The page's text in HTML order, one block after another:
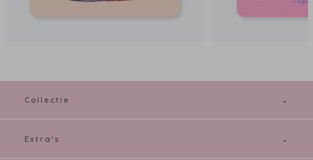
Collectie
Extra's